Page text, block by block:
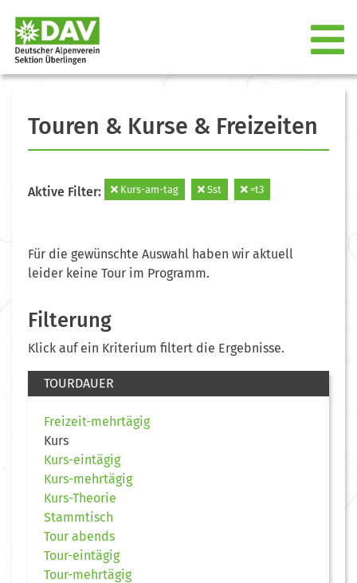
Touren & Kurse & Freizeiten
Aktive Filter: Kurs-am-tag Sst =t3
Für die gewünschte Auswahl haben wir aktuell
leider keine Tour im Programm.
Filterung
Klick auf ein Kriterium filtert die Ergebnisse.
TOURDAUER
Freizeit-mehrtägig
Kurs
Kurs-eintägig
Kurs-mehrtägig
Kurs-Theorie
Stammtisch
Tour abends
Tour-eintägig
Tour-mehrtägig